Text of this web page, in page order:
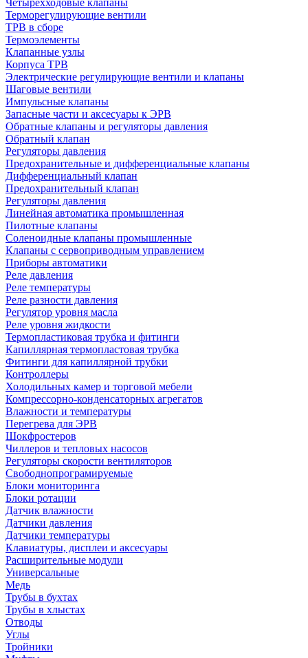
Четырёхходовые клапаны
Терморегулирующие вентили
ТРВ в сборе
Термоэлементы
Клапанные узлы
Корпуса ТРВ
Электрические регулирующие вентили и клапаны
Шаговые вентили
Импульсные клапаны
Запасные части и аксесуары к ЭРВ
Обратные клапаны и регуляторы давления
Обратный клапан
Регуляторы давления
Предохранительные и дифференциальные клапаны
Дифференциальный клапан
Предохранительный клапан
Регуляторы давления
Линейная автоматика промышленная
Пилотные клапаны
Соленоидные клапаны промышленные
Клапаны с сервоприводным управлением
Приборы автоматики
Реле давления
Реле температуры
Реле разности давления
Регулятор уровня масла
Реле уровня жидкости
Термопластиковая трубка и фитинги
Капиллярная термопластовая трубка
Фитинги для капиллярной трубки
Контроллеры
Холодильных камер и торговой мебели
Компрессорно-конденсаторных агрегатов
Влажности и температуры
Перегрева для ЭРВ
Шокфростеров
Чиллеров и тепловых насосов
Регуляторы скорости вентиляторов
Свободнопрограмируемые
Блоки мониторинга
Блоки ротации
Датчик влажности
Датчики давления
Датчики температуры
Клавиатуры, дисплеи и аксесуары
Расширительные модули
Универсальные
Медь
Трубы в бухтах
Трубы в хлыстах
Отводы
Углы
Тройники